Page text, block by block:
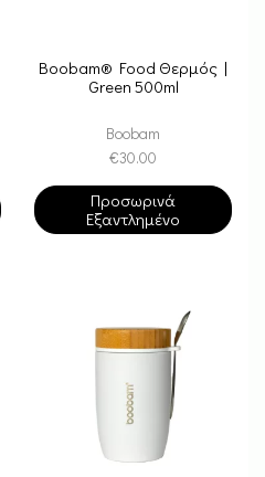
Boobam® Food Θερμός |
Green 500ml
Boobam
€30.00
Προσωρινά
Εξαντλημένο